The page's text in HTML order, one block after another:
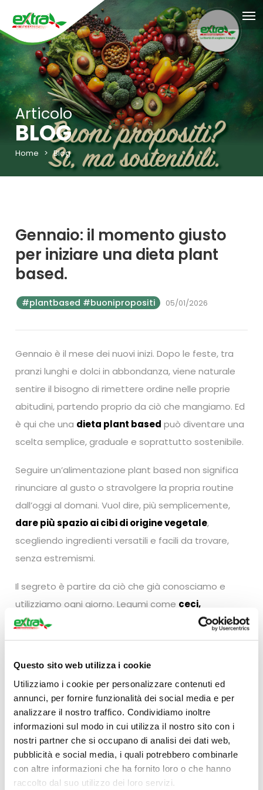
Questo sito web utilizza i cookie
Utilizziamo i cookie per personalizzare contenuti ed
annunci, per fornire funzionalità dei social media e per
analizzare il nostro traffico. Condividiamo inoltre
informazioni sul modo in cui utilizza il nostro sito con i
nostri partner che si occupano di analisi dei dati web,
pubblicità e social media, i quali potrebbero combinarle
con altre informazioni che ha fornito loro o che hanno
raccolto dal suo utilizzo dei loro servizi.
Articolo
BLOG
Home >Blog
Gennaio: il momento giusto
per iniziare una dieta plant
based.
#plantbased #buonipropositi 05/01/2026
Gennaio è il mese dei nuovi inizi. Dopo le feste, tra
pranzi lunghi e dolci in abbondanza, viene naturale
sentire il bisogno di rimettere ordine nelle proprie
abitudini, partendo proprio da ciò che mangiamo. Ed
è qui che una dieta plant based può diventare una
scelta semplice, graduale e soprattutto sostenibile.
Seguire un’alimentazione plant based non significa
rinunciare al gusto o stravolgere la propria routine
dall’oggi al domani. Vuol dire, più semplicemente,
dare più spazio ai cibi di origine vegetale,
scegliendo ingredienti versatili e facili da trovare,
senza estremismi.
Il segreto è partire da ciò che già conosciamo e
utilizziamo ogni giorno. Legumi come ceci,
lenticchie e fagioli
, ad esempio, sono perfetti per
creare piatti completi e sazianti: ottimi nelle zuppe,
Anchepassata di pomodoro e pomodori pelati
sono alleati fondamentali: ideali per sughi semplici,
minestre, piatti unici con cereali o verdure. Sono
ingredienti economici, sempre presenti in dispensa e
incredibilmente versatili.